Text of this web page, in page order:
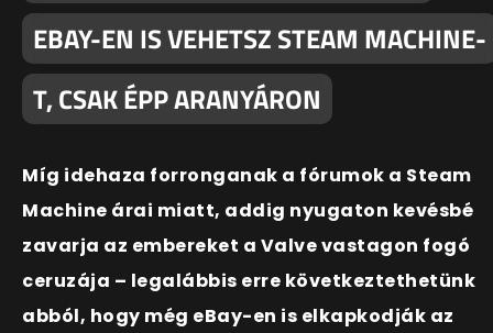
EBAY-EN IS VEHETSZ STEAM MACHINE-
T, CSAK ÉPP ARANYÁRON
Míg idehaza forronganak a fórumok a Steam
Machine árai miatt, addig nyugaton kevésbé
zavarja az embereket a Valve vastagon fogó
ceruzája – legalábbis erre következtethetünk
abból, hogy még eBay-en is elkapkodják az